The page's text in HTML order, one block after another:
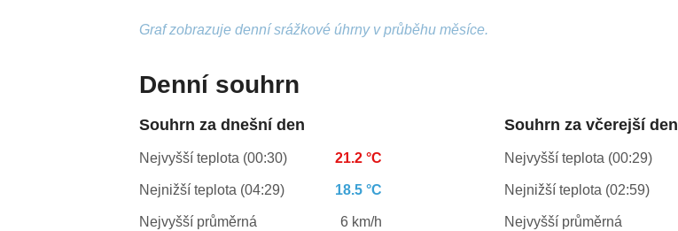
Graf zobrazuje denní srážkové úhrny v průběhu měsíce.
Denní souhrn
Souhrn za dnešní den
Nejvyšší teplota (00:30) 21.2 °C
Nejnižší teplota (04:29) 18.5 °C
Nejvyšší průměrná
6 km/h
Souhrn za včerejší den
Nejvyšší teplota (00:29)
Nejnižší teplota (02:59)
Nejvyšší průměrná